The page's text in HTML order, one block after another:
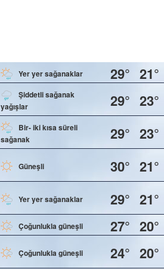
Yer yer sağanaklar 29° 21°
Şiddetli sağanak
yağışlar
29° 23°
Bir- iki kısa süreli
sağanak
29° 23°
Güneşli 30° 21°
Yer yer sağanaklar 29° 21°
Çoğunlukla güneşli 27° 20°
Çoğunlukla güneşli 24° 20°